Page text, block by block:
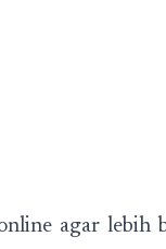
agar lebih